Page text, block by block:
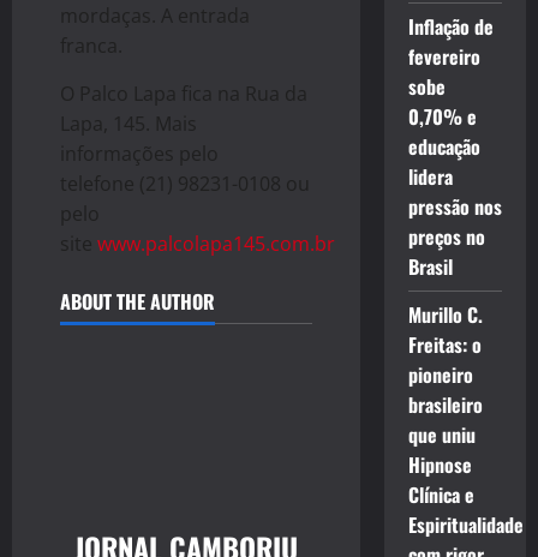
mordaças. A entrada
franca.
O Palco Lapa fica na Rua da
Lapa, 145. Mais
informações pelo
telefone (21) 98231-0108 ou
pelo
site www.palcolapa145.com.br
ABOUT THE AUTHOR
JORNAL CAMBORIU
Inflação de
fevereiro
sobe
0,70% e
educação
lidera
pressão nos
preços no
Brasil
Murillo C.
Freitas: o
pioneiro
brasileiro
que uniu
Hipnose
Clínica e
Espiritualidade